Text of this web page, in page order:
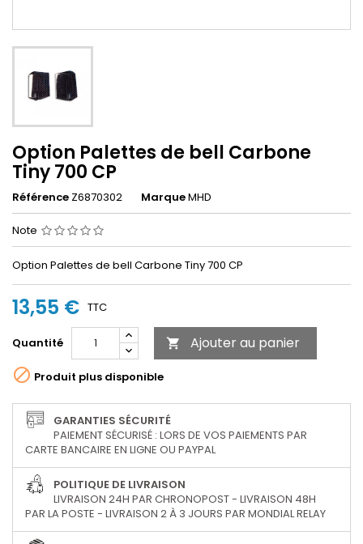
Option Palettes de bell Carbone
Tiny 700 CP
Référence Z6870302 MarqueMHD
Note
Option Palettes de bell Carbone Tiny 700 CP
13,55 € TTC
Quantité  Ajouter au panier
 Produit plus disponible
GARANTIES SÉCURITÉ
PAIEMENT SÉCURISÉ : LORS DE VOS PAIEMENTS PAR
CARTE BANCAIRE EN LIGNE OU PAYPAL
POLITIQUE DE LIVRAISON
LIVRAISON 24H PAR CHRONOPOST - LIVRAISON 48H
PAR LA POSTE - LIVRAISON 2 À 3 JOURS PAR MONDIAL RELAY